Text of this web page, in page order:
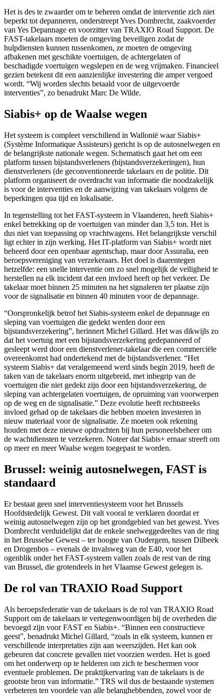
Het is des te zwaarder om te beheren omdat de interventie zich niet
beperkt tot depanneren, onderstreept Yves Dombrecht, zaakvoerder
van Yes Depannage en voorzitter van TRAXIO Road Support. De
FAST-takelaars moeten de omgeving beveiligen zodat de
hulpdiensten kunnen tussenkomen, ze moeten de omgeving
afbakenen met geschikte voertuigen, de achtergelaten of
beschadigde voertuigen wegslepen en de weg vrijmaken. Financieel
gezien betekent dit een aanzienlijke investering die amper vergoed
wordt. “Wij worden slechts betaald voor de uitgevoerde
interventies”, zo benadrukt Marc De Wilde.
Siabis+ op de Waalse wegen
Het systeem is compleet verschillend in Wallonië waar Siabis+
(Système Informatique Assisteurs) gericht is op de autosnelwegen en
de belangrijkste nationale wegen. Schematisch gaat het om een
platform tussen bijstandsverleners (bijstandsverzekeringen), hun
dienstverleners (de geconventioneerde takelaars en de politie. Dit
platform organiseert de overdracht van informatie die noodzakelijk
is voor de interventies en de aanwijzing van takelaars volgens de
beperkingen qua tijd en lokalisatie.
In tegenstelling tot het FAST-systeem in Vlaanderen, heeft Siabis+
enkel betrekking op de voertuigen van minder dan 3,5 ton. Het is
dus niet van toepassing op vrachtwagens. Het belangrijkste verschil
ligt echter in zijn werking. Het IT-platform van Siabis+ wordt niet
beheerd door een openbaar agentschap, maar door Assuralia, een
beroepsvereniging van verzekeraars. Het doel is daarentegen
hetzelfde: een snelle interventie om zo snel mogelijk de veiligheid te
herstellen na elk incident dat een invloed heeft op het verkeer. De
takelaar moet binnen 25 minuten na het signaleren ter plaatse zijn
voor de signalisatie en binnen 40 minuten voor de depannage.
“Oorspronkelijk betrof het Siabis-systeem enkel de depannage en
sleping van voertuigen die gedekt werden door een
bijstandsverzekering”, herinnert Michel Gillard. Het was dikwijls zo
dat het voertuig met een bijstandsverzekering gedepanneerd of
gesleept werd door een dienstverlener-takelaar die een commerciële
overeenkomst had ondertekend met de bijstandsverlener. “Het
systeem Siabis+ dat veralgemeend werd sinds begin 2019, heeft de
taken van de takelaars enorm uitgebreid, met inbegrip van de
voertuigen die niet gedekt zijn door een bijstandsverzekering, de
sleping van achtergelaten voertuigen, de opruiming van voorwerpen
op de weg en de signalisatie.” Deze evolutie heeft rechtstreeks
invloed gehad op de takelaars die hebben moeten investeren in
nieuw materiaal voor de signalisatie. Ze moeten ook rekening
houden met deze nieuwe opdrachten bij hun personeelsbeheer om
de wachtdiensten te verzekeren. Noteer dat Siabis+ ernaar streeft om
op meer en meer Waalse wegen toegepast te worden.
Brussel: weinig autosnelwegen, FAST is
standaard
Er bestaat geen snel interventiesysteem voor het Brussels
Hoofdstedelijk Gewest. Dit valt vooral te verklaren doordat er
weinig autosnelwegen zijn op het grondgebied van het gewest. Yves
Dombrecht verduidelijkt dat de enkele snelweggedeeltes van de ring
in het Brusselse Gewest – ter hoogte van Oudergem, tussen Dilbeek
en Drogenbos – evenals de invalsweg van de E40, voor het
ogenblik onder het FAST-systeem vallen zoals de rest van de ring
van Brussel, die grotendeels in het Vlaamse Gewest gelegen is.
De rol van TRAXIO Road Support
Als beroepsfederatie van de takelaars is de rol van TRAXIO Road
Support om de takelaars te vertegenwoordigen bij de overheden die
bevoegd zijn voor FAST en Siabis+. “Binnen een constructieve
geest”, benadrukt Michel Gillard, “zoals in elk systeem, kunnen er
verschillende interpretaties zijn aan weerszijden. Het kan ook
gebeuren dat concrete gevallen niet voorzien werden. Het is goed
om het onderwerp op te helderen om zich te beschermen voor
eventuele problemen. De praktijkervaring van de takelaars is de
grootste bron van informatie.” TRS wil dus de bestaande systemen
verbeteren ten voordele van alle belanghebbenden, zowel voor de